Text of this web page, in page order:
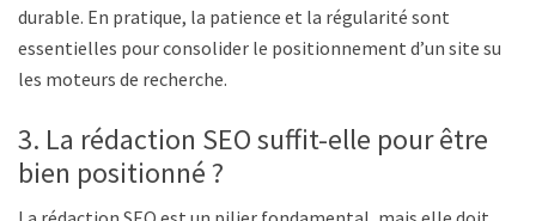
durable. En pratique, la patience et la régularité sont
essentielles pour consolider le positionnement d’un site sur
les moteurs de recherche.
3. La rédaction SEO suffit-elle pour être
bien positionné ?